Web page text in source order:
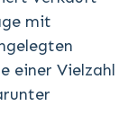
mit
einer Vielzahl